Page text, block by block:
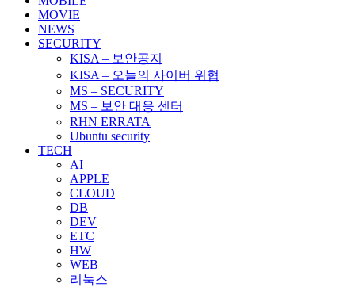
MOVIE
NEWS
SECURITY
KISA – 보안공지
KISA – 오늘의 사이버 위협
MS – SECURITY
MS – 보안 대응 센터
RHN ERRATA
Ubuntu security
TECH
AI
APPLE
CLOUD
DB
DEV
ETC
HW
WEB
리눅스